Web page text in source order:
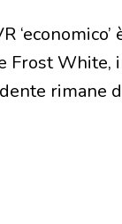
Frost White,
rimane